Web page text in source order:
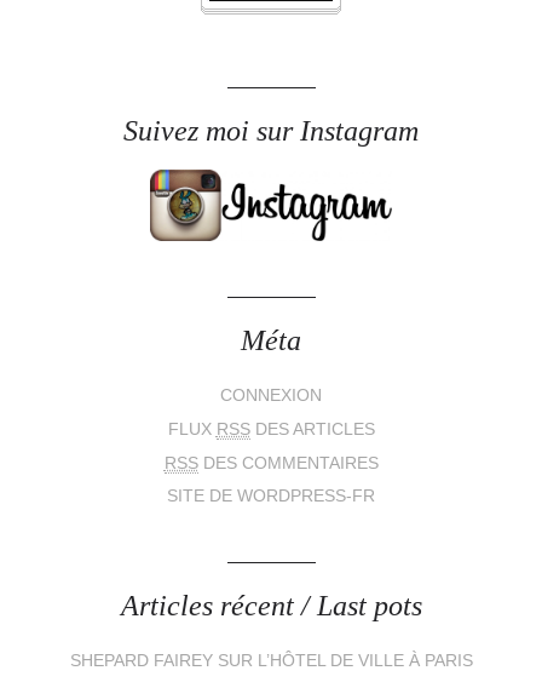
Suivez moi sur Instagram
Méta
CONNEXION
FLUX RSSDES ARTICLES
RSSDES COMMENTAIRES
SITE DE WORDPRESS-FR
Articles récent / Last pots
SHEPARD FAIREY SUR L’HÔTEL DE VILLE À PARIS